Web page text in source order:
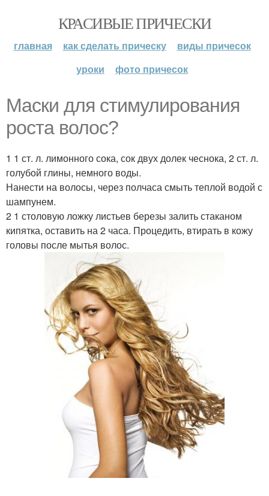
КРАСИВЫЕ ПРИЧЕСКИ
главная как сделать прическу
виды причесок
уроки
фото причесок
Маски для стимулирования
роста волос?
1 1 ст. л. лимонного сока, сок двух долек чеснока, 2 ст. л.
голубой глины, немного воды.
Нанести на волосы, через полчаса смыть теплой водой с
шампунем.
2 1 столовую ложку листьев березы залить стаканом
кипятка, оставить на 2 часа. Процедить, втирать в кожу
головы после мытья волос.